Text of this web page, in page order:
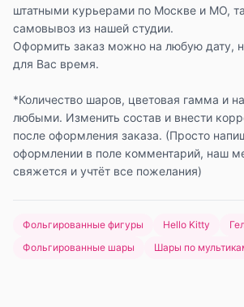
штатными курьерами по Москве и МО,
самовывоз из нашей студии.
Оформить заказ можно на любую дату,
для Вас время.
*Количество шаров, цветовая гамма и
любыми. Изменить состав и внести
после оформления заказа. (Просто
оформлении в поле комментарий, наш
свяжется и учтёт все пожелания)
Фольгированные фигуры Hello Kitty
Фольгированные шары
Шары по